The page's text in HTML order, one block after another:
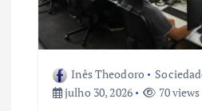
Inês Theodoro
julho 30, 2026
70 views